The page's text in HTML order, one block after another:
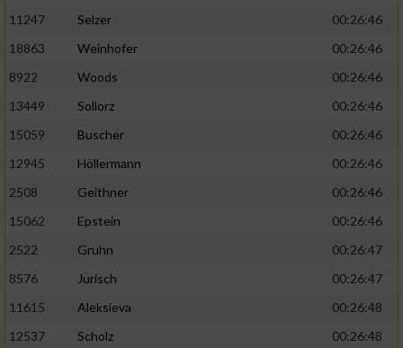
11247
Selzer
00:26:46
18863
Weinhofer
00:26:46
8922
Woods
00:26:46
13449
Sollorz
00:26:46
15059
Buscher
00:26:46
12945
Höllermann
00:26:46
2508
Geithner
00:26:46
15062
Epstein
00:26:46
2522
Gruhn
00:26:47
8576
Jurisch
00:26:47
11615
Aleksieva
00:26:48
12537
Scholz
00:26:48